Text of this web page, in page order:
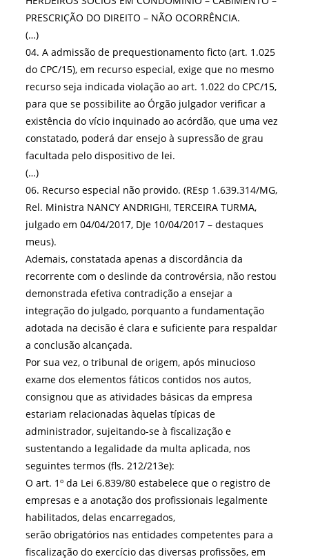
PRESCRIÇÃO DO DIREITO – NÃO OCORRÊNCIA.
(…)
04. A admissão de prequestionamento ficto (art. 1.025
do CPC/15), em recurso especial, exige que no mesmo
recurso seja indicada violação ao art. 1.022 do CPC/15,
para que se possibilite ao Órgão julgador verificar a
existência do vício inquinado ao acórdão, que uma vez
constatado, poderá dar ensejo à supressão de grau
facultada pelo dispositivo de lei.
(…)
06. Recurso especial não provido. (REsp 1.639.314/MG,
Rel. Ministra NANCY ANDRIGHI, TERCEIRA TURMA,
julgado em 04/04/2017, DJe 10/04/2017 – destaques
meus).
Ademais, constatada apenas a discordância da
recorrente com o deslinde da controvérsia, não restou
demonstrada efetiva contradição a ensejar a
integração do julgado, porquanto a fundamentação
adotada na decisão é clara e suficiente para respaldar
a conclusão alcançada.
Por sua vez, o tribunal de origem, após minucioso
exame dos elementos fáticos contidos nos autos,
consignou que as atividades básicas da empresa
estariam relacionadas àquelas típicas de
administrador, sujeitando-se à fiscalização e
sustentando a legalidade da multa aplicada, nos
seguintes termos (fls. 212/213e):
O art. 1º da Lei 6.839/80 estabelece que o registro de
empresas e a anotação dos profissionais legalmente
habilitados, delas encarregados,
serão obrigatórios nas entidades competentes para a
fiscalização do exercício das diversas profissões, em